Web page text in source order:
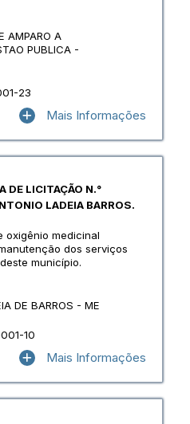
AMPARO A
PUBLICA -
23
Mais Informações
LICITAÇÃO N.°
LADEIA BARROS.
oxigênio medicinal
dos serviços
município.
DE BARROS - ME
10
Mais Informações